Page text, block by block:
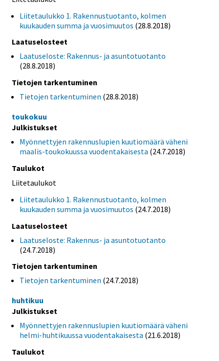
Liitetaulukko 1. Rakennustuotanto, kolmen
kuukauden summa ja vuosimuutos (28.8.2018)
Laatuselosteet
Laatuseloste: Rakennus- ja asuntotuotanto
(28.8.2018)
Tietojen tarkentuminen
Tietojen tarkentuminen (28.8.2018)
toukokuu
Julkistukset
Myönnettyjen rakennuslupien kuutiomäärä väheni
maalis-toukokuussa vuodentakaisesta (24.7.2018)
Taulukot
Liitetaulukot
Liitetaulukko 1. Rakennustuotanto, kolmen
kuukauden summa ja vuosimuutos (24.7.2018)
Laatuselosteet
Laatuseloste: Rakennus- ja asuntotuotanto
(24.7.2018)
Tietojen tarkentuminen
Tietojen tarkentuminen (24.7.2018)
huhtikuu
Julkistukset
Myönnettyjen rakennuslupien kuutiomäärä väheni
helmi-huhtikuussa vuodentakaisesta (21.6.2018)
Taulukot